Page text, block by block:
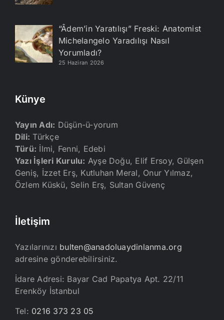
“Âdem’in Yaratılışı” Freski: Anatomist
Michelangelo Yaradılışı Nasıl
Yorumladı?
25 Haziran 2026
Künye
Yayın Adı: Düşün-ü-yorum
Dili: Türkçe
Türü: İlmi, Fenni, Edebi
Yazı İşleri Kurulu: Ayşe Doğu, Elif Ersoy, Gülşen
Geniş, İzzet Erş, Kutluhan Meral, Onur Yılmaz,
Özlem Küskü, Selin Erş, Sultan Güvenç
İletişim
Yazılarınızı bulten@anadoluaydinlanma.org
adresine gönderebilirsiniz.
İdare Adresi: Bayar Cad Papatya Apt. 22/11
Erenköy İstanbul
Tel: 0216 373 23 05